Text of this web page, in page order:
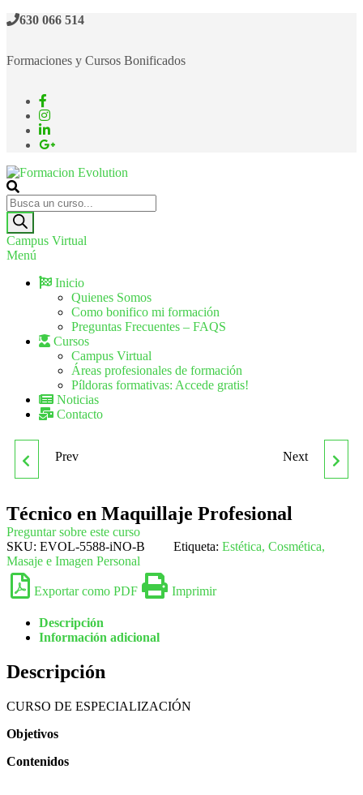
630 066 514
Formaciones y Cursos Bonificados
Formacion Evolution
Cursos de formación continua
Campus Virtual
Menú
Inicio
Quienes Somos
Como bonifico mi formación
Preguntas Frecuentes – FAQS
Cursos
Campus Virtual
Áreas profesionales de formación
Píldoras formativas: Accede gratis!
Noticias
Contacto
DOMÓTICAS
Prev Next
Técnico en Maquillaje Profesional
Preguntar sobre este curso
SKU: EVOL-5588-iNO-B Etiqueta: Estética, Cosmética,
Masaje e Imagen Personal
Exportar como PDF Imprimir
Descripción
Información adicional
Descripción
CURSO DE ESPECIALIZACIÓN
Objetivos
Contenidos